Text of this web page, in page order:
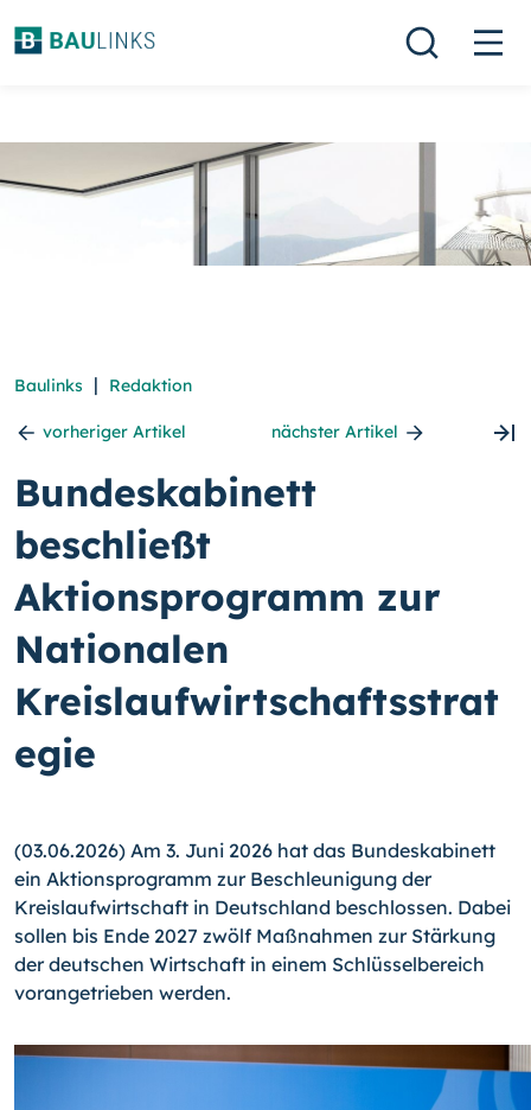
Baulinks | Redaktion
vorheriger Artikel nächster Artikel
Bundeskabinett
beschließt
Aktionsprogramm zur
Nationalen
Kreislaufwirtschaftsstrat
egie
(03.06.2026) Am 3. Juni 2026 hat das Bundeskabinett
ein Aktionsprogramm zur Beschleunigung der
Kreislaufwirtschaft in Deutschland beschlossen. Dabei
sollen bis Ende 2027 zwölf Maßnahmen zur Stärkung
der deutschen Wirtschaft in einem Schlüsselbereich
vorangetrieben werden.